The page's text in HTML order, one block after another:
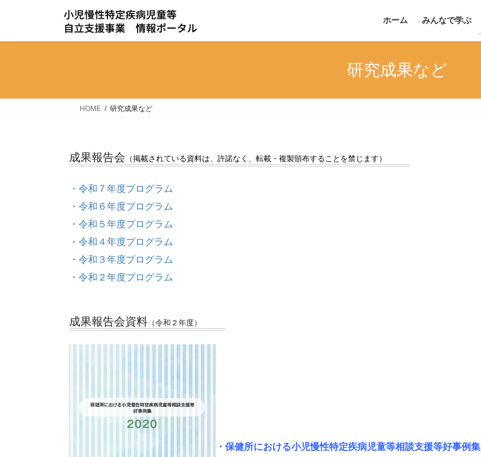
ホーム みんなで学ぶ
研究成果など
HOME 研究成果など
成果報告会 （掲載されている資料は、許諾なく、転載・複製頒布することを禁じます）
・令和７年度プログラム
・令和６年度プログラム
・令和５年度プログラム
・令和４年度プログラム
・令和３年度プログラム
・令和２年度プログラム
成果報告会資料 （令和２年度）
・保健所における小児慢性特定疾病児童等相談支援等好事例集